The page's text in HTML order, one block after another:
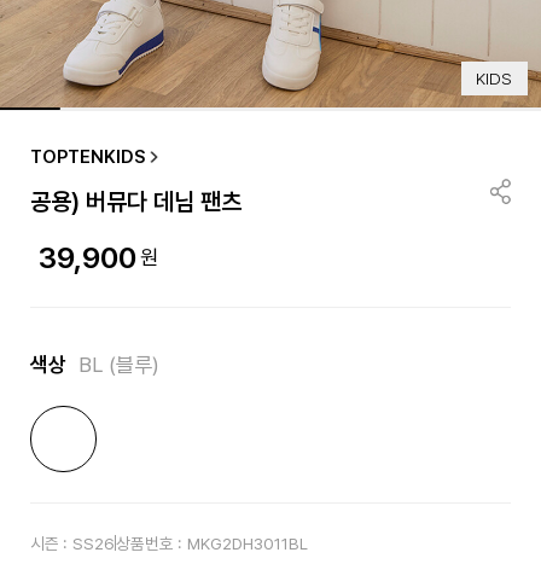
KIDS
TOPTENKIDS
공용) 버뮤다 데님 팬츠
39,900원
색상 BL (블루)
시즌 : SS26상품번호 : MKG2DH3011BL